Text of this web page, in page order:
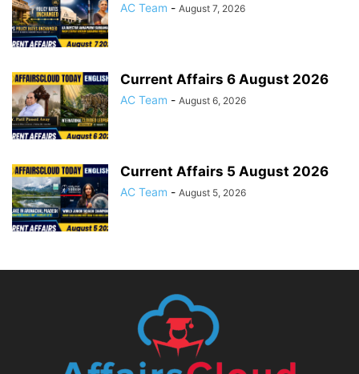
AC Team - August 7, 2026
Current Affairs 6 August 2026
AC Team - August 6, 2026
Current Affairs 5 August 2026
AC Team - August 5, 2026